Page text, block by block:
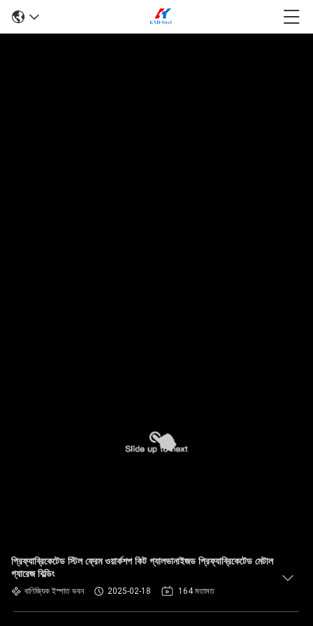
প্রিফ্যাব্রিকেটেড স্টিল ফ্রেম ওয়ার্কশপ কিট গ্যালভানাইজড প্রিফ্যাব্রিকেটেড মেটাল
গ্যারেজ বিল্ডিং
বাণিজ্যিক ইস্পাত ভবন 2025-02-18 164 মতামত